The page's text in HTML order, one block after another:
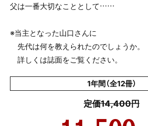
父は一番大切なこととして……
※当主となった山口さんに
先代は何を教えられたのでしょうか。
詳しくは誌面をご覧ください。
1年間（全12冊）
定価14,400円